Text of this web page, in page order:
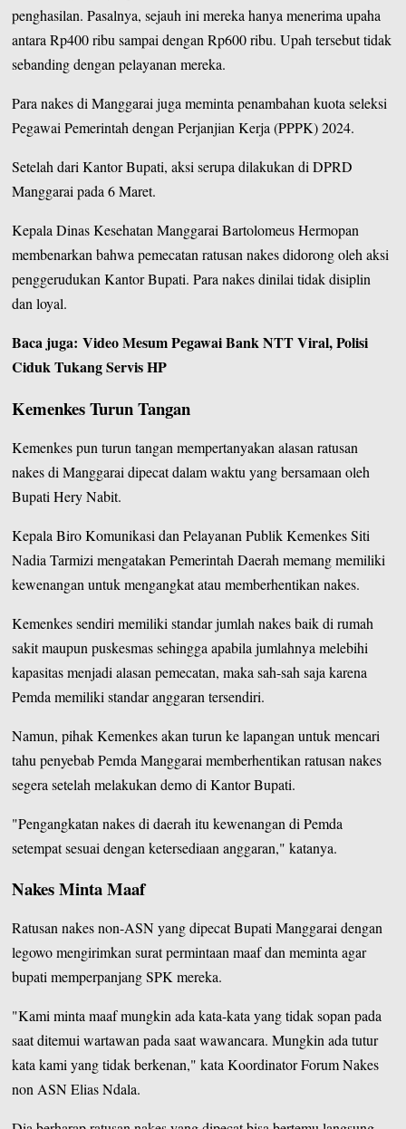
penghasilan. Pasalnya, sejauh ini mereka hanya menerima upaha
antara Rp400 ribu sampai dengan Rp600 ribu. Upah tersebut tidak
sebanding dengan pelayanan mereka.
Para nakes di Manggarai juga meminta penambahan kuota seleksi
Pegawai Pemerintah dengan Perjanjian Kerja (PPPK) 2024.
Setelah dari Kantor Bupati, aksi serupa dilakukan di DPRD
Manggarai pada 6 Maret.
Kepala Dinas Kesehatan Manggarai Bartolomeus Hermopan
membenarkan bahwa pemecatan ratusan nakes didorong oleh aksi
penggerudukan Kantor Bupati. Para nakes dinilai tidak disiplin
dan loyal.
Baca juga:Video Mesum Pegawai Bank NTT Viral, Polisi
Ciduk Tukang Servis HP
Kemenkes Turun Tangan
Kemenkes pun turun tangan mempertanyakan alasan ratusan
nakes diManggarai dipecat dalam waktu yang bersamaan oleh
Bupati Hery Nabit.
Kepala Biro Komunikasi dan Pelayanan Publik Kemenkes Siti
Nadia Tarmizi mengatakan Pemerintah Daerah memang memiliki
kewenangan untuk mengangkat atau memberhentikan nakes.
Kemenkes sendiri memiliki standar jumlah nakes baik di rumah
sakit maupun puskesmas sehingga apabila jumlahnya melebihi
kapasitas menjadi alasan pemecatan, maka sah-sah saja karena
Pemda memiliki standar anggaran tersendiri.
Namun, pihak Kemenkes akan turun ke lapangan untuk mencari
tahu penyebab Pemda Manggarai memberhentikan ratusan nakes
segera setelah melakukan demo di Kantor Bupati.
"Pengangkatan nakes di daerah itu kewenangan di Pemda
setempat sesuai dengan ketersediaan anggaran," katanya.
Nakes Minta Maaf
Ratusan nakes non-ASN yang dipecat Bupati Manggarai dengan
legowo mengirimkan surat permintaan maaf dan meminta agar
bupati memperpanjang SPK mereka.
"Kami minta maaf mungkin ada kata-kata yang tidak sopan pada
saat ditemui wartawan pada saat wawancara. Mungkin ada tutur
kata kami yang tidak berkenan," kata Koordinator Forum Nakes
non ASN Elias Ndala.